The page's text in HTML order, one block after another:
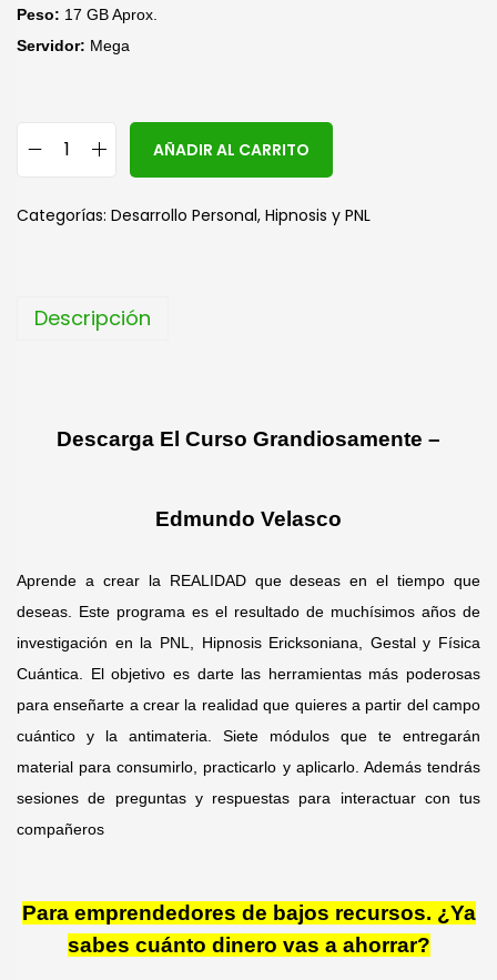
Peso: 17 GB Aprox.
Servidor: Mega
AÑADIR AL CARRITO
e
e
Categorías: Desarrollo Personal, Hipnosis y PNL
Descripción
Descarga El Curso Grandiosamente –
Edmundo Velasco
Aprende a crear la REALIDAD que deseas en el tiempo que
deseas. Este programa es el resultado de muchísimos años de
investigación en la PNL, Hipnosis Ericksoniana, Gestal y Física
Cuántica. El objetivo es darte las herramientas más poderosas
para enseñarte a crear la realidad que quieres a partir del campo
cuántico y la antimateria. Siete módulos que te entregarán
material para consumirlo, practicarlo y aplicarlo. Además tendrás
sesiones de preguntas y respuestas para interactuar con tus
compañeros
Para emprendedores de bajos recursos. ¿Ya
sabes cuánto dinero vas a ahorrar?